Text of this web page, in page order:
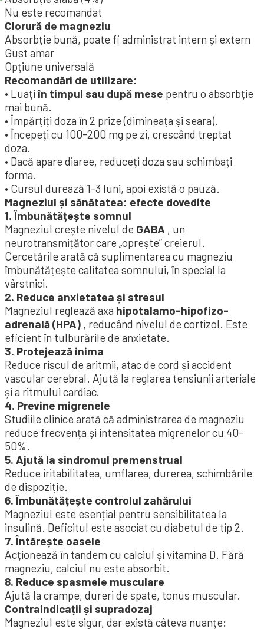
Nu este recomandat
Clorură de magneziu
Absorbție bună, poate fi administrat intern și extern
Gust amar
Opțiune universală
Recomandări de utilizare:
• Luațiîn timpul sau după mese pentru o absorbție
mai bună.
• Împărțiți doza în 2 prize (dimineața și seara).
• Începeți cu 100-200 mg pe zi, crescând treptat
doza.
• Dacă apare diaree, reduceți doza sau schimbați
forma.
• Cursul durează 1-3 luni, apoi există o pauză.
Magneziul și sănătatea: efecte dovedite
1. Îmbunătățește somnul
Magneziul crește nivelul de GABA , un
neurotransmițător care „oprește” creierul.
Cercetările arată că suplimentarea cu magneziu
îmbunătățește calitatea somnului, în special la
vârstnici.
2. Reduce anxietatea și stresul
Magneziul reglează axa hipotalamo-hipofizo-
adrenală (HPA) , reducând nivelul de cortizol. Este
eficient în tulburările de anxietate.
3. Protejează inima
Reduce riscul de aritmii, atac de cord și accident
vascular cerebral. Ajută la reglarea tensiunii arteriale
și a ritmului cardiac.
4. Previne migrenele
Studiile clinice arată că administrarea de magneziu
reduce frecvența și intensitatea migrenelor cu 40-
50%.
5. Ajută la sindromul premenstrual
Reduce iritabilitatea, umflarea, durerea, schimbările
de dispoziție.
6. Îmbunătățește controlul zahărului
Magneziul este esențial pentru sensibilitatea la
insulină. Deficitul este asociat cu diabetul de tip 2.
7. Întărește oasele
Acționează în tandem cu calciul și vitamina D. Fără
magneziu, calciul nu este absorbit.
8. Reduce spasmele musculare
Ajută la crampe, dureri de spate, tonus muscular.
Contraindicații și supradozaj
Magneziul este sigur, dar există câteva nuanțe: